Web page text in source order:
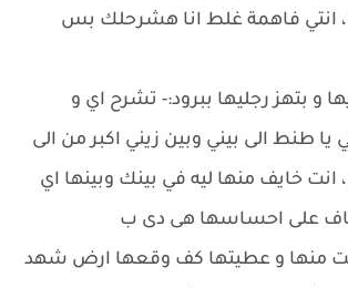
، انتي فاهمة غلط انا هشرحلك بس
و بتهز رجليها ببرود:- تشرح اي و
طنط الى بيني وبين زيني اكبر من الى
انت خايف منها ليه في بينك وبينها اي
على احساسها هى دى ب
منها و عطيتها كف وقعها ارض شهد